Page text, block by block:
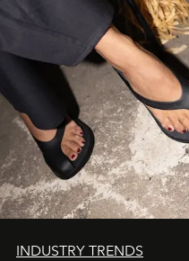
INDUSTRY TRENDS